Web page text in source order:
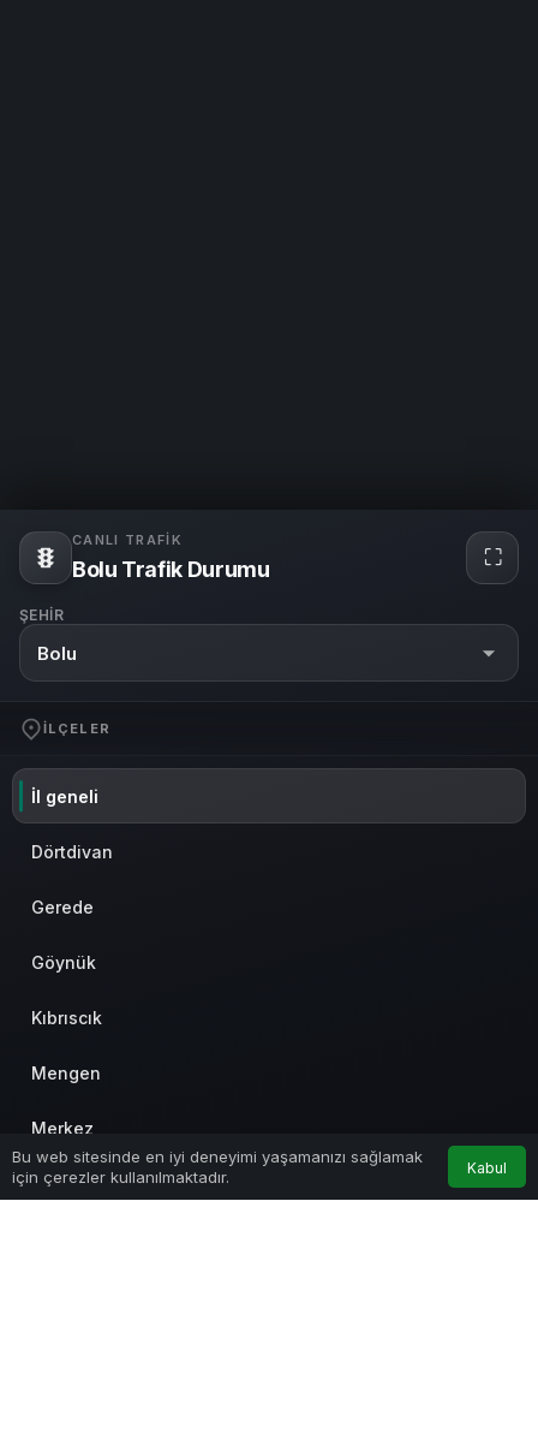
CANLI TRAFIK
Bolu Trafik Durumu ⛶
ŞEHIR
Bolu
İLÇELER
İl geneli
Dörtdivan
Gerede
Göynük
Kıbrıscık
Mengen
Merkez
Mudurnu
Bu web sitesinde en iyi deneyimi yaşamanızı sağlamak
için çerezler kullanılmaktadır.
Kabul
Anasayfa Akış Bildirimler
0